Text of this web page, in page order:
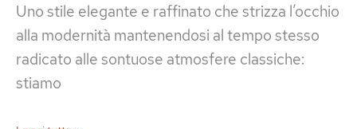
Uno stile elegante e raffinato che strizza l’occhio
alla modernità mantenendosi al tempo stesso
radicato alle sontuose atmosfere classiche:
stiamo